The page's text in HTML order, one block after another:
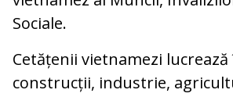
Sociale.
Cetățenii vietnamezi
construcții, industrie,